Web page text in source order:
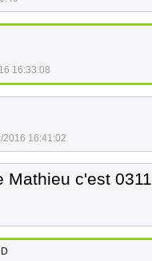
16:33:08
2016 16:41:02
Mathieu c'est